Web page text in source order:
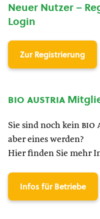
Neuer Nutzer –
Login
Zur Registrierung
bio austria
Sie sind noch kein bio
aber eines werden?
Hier finden Sie mehr
Infos für Betriebe